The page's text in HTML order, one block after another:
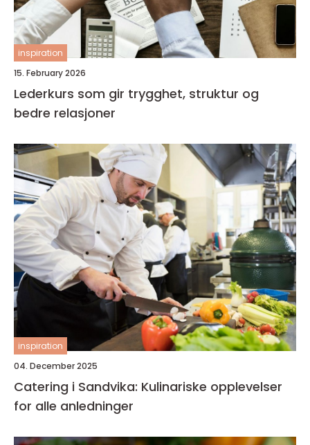
inspiration
15. February 2026
Lederkurs som gir trygghet, struktur og
bedre relasjoner
inspiration
04. December 2025
Catering i Sandvika: Kulinariske opplevelser
for alle anledninger